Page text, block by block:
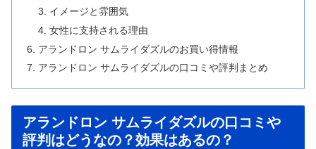
イメージと雰囲気
女性に支持される理由
アランドロン サムライダズルのお買い得情報
アランドロン サムライダズルの口コミや評判まとめ
アランドロン サムライダズルの口コミや
評判はどうなの？効果はあるの？